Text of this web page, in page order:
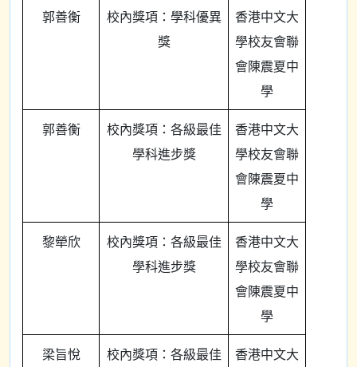
郭善衡
校內獎項：學科優異
獎
香港中文大
學校友會聯
會陳震夏中
學
郭善衡
校內獎項：各級最佳
學科進步獎
香港中文大
學校友會聯
會陳震夏中
學
黎犖欣
校內獎項：各級最佳
學科進步獎
香港中文大
學校友會聯
會陳震夏中
學
梁旨悅
校內獎項：各級最佳
香港中文大